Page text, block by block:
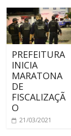
PREFEITURA
INICIA
MARATONA
DE
FISCALIZAÇÃ
O
21/03/2021